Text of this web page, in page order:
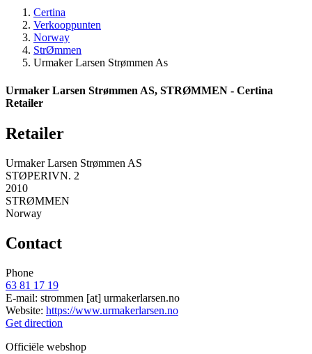
Certina
Verkooppunten
Norway
StrØmmen
Urmaker Larsen Strømmen As
Urmaker Larsen Strømmen AS, STRØMMEN - Certina
Retailer
Retailer
Urmaker Larsen Strømmen AS
STØPERIVN. 2
2010
STRØMMEN
Norway
Contact
Phone
63 81 17 19
E-mail: strommen [at] urmakerlarsen.no
Website: https://www.urmakerlarsen.no
Get direction
Officiële webshop